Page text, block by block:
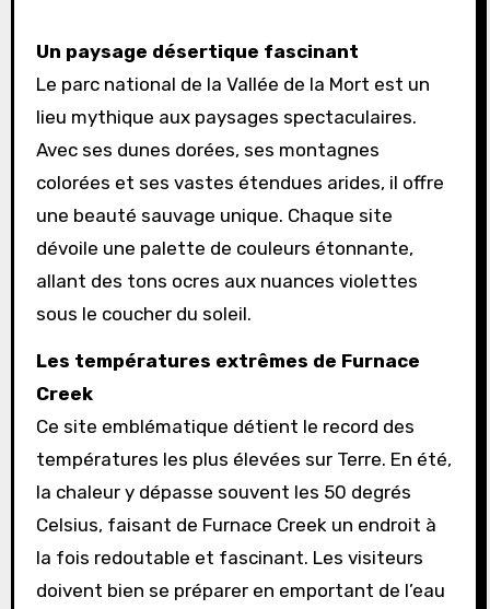
Un paysage désertique fascinant
Le parc national de la Vallée de la Mort est un
lieu mythique aux paysages spectaculaires.
Avec ses dunes dorées, ses montagnes
colorées et ses vastes étendues arides, il offre
une beauté sauvage unique. Chaque site
dévoile une palette de couleurs étonnante,
allant des tons ocres aux nuances violettes
sous le coucher du soleil.
Les températures extrêmes de Furnace
Creek
Ce site emblématique détient le record des
températures les plus élevées sur Terre. En été,
la chaleur y dépasse souvent les 50 degrés
Celsius, faisant de Furnace Creek un endroit à
la fois redoutable et fascinant. Les visiteurs
doivent bien se préparer en emportant de l’eau